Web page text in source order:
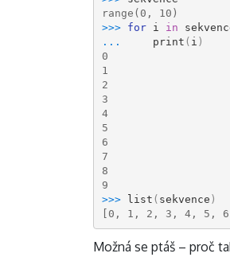
range(0, 10)
>>> for i in
...
print ( i )
0
1
2
3
4
5
6
7
8
9
>>> list ( sekvence )
[0, 1, 2, 3, 4, 5,
Možná se ptáš – proč